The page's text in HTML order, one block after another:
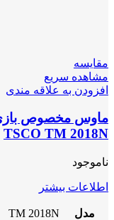
مقایسه
مشاهده سریع
افزودن به علاقه مندی
TSCO TM 2018N
ناموجود
اطلاعات بیشتر
مدل TM 2018N